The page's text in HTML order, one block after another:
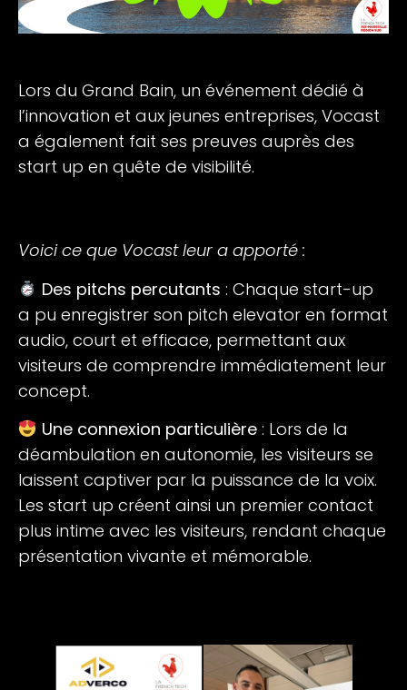
Lors du Grand Bain, un événement dédié à
l’innovation et aux jeunes entreprises, Vocast
a également fait ses preuves auprès des
start up en quête de visibilité.
Voici ce que Vocast leur a apporté :
Des pitchs percutants : Chaque start-up
a pu enregistrer son pitch elevator en format
audio, court et efficace, permettant aux
visiteurs de comprendre immédiatement leur
concept.
Une connexion particulière: Lors de la
déambulation en autonomie, les visiteurs se
laissent captiver par la puissance de la voix.
Les start up créent ainsi un premier contact
plus intime avec les visiteurs, rendant chaque
présentation vivante et mémorable.